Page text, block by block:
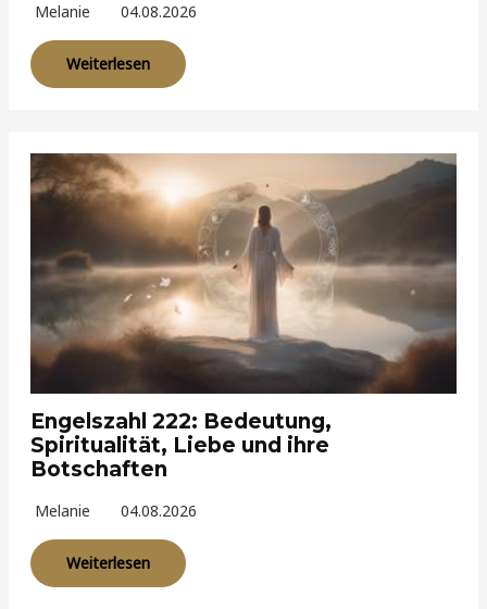
Melanie 04.08.2026
Weiterlesen
Engelszahl 222: Bedeutung,
Spiritualität, Liebe und ihre
Botschaften
Melanie 04.08.2026
Weiterlesen